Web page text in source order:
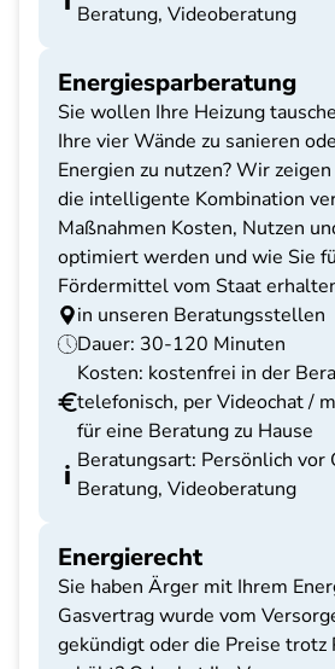
Beratung, Videoberatung
Energiesparberatung
Sie wollen Ihre Heizung
Ihre vier Wände zu sanieren
Energien zu nutzen? Wir
die intelligente Kombination
Maßnahmen Kosten, Nutzen
optimiert werden und wie Sie
Fördermittel vom Staat
in unseren Beratungsstellen
Dauer: 30-120 Minuten
Kosten: kostenfrei in der
telefonisch, per Videochat /
für eine Beratung zu Hause
Beratungsart: Persönlich vor
Beratung, Videoberatung
Energierecht
Sie haben Ärger mit Ihrem
Gasvertrag wurde vom
gekündigt oder die Preise trotz